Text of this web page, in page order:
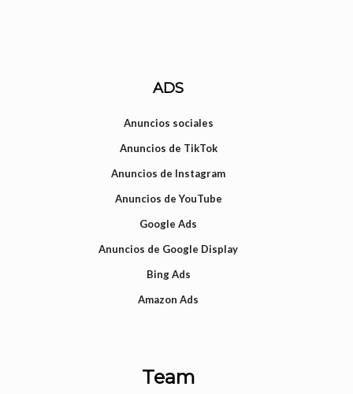
ADS
Anuncios sociales
Anuncios de TikTok
Anuncios de Instagram
Anuncios de YouTube
Google Ads
Anuncios de Google Display
Bing Ads
Amazon Ads
Team